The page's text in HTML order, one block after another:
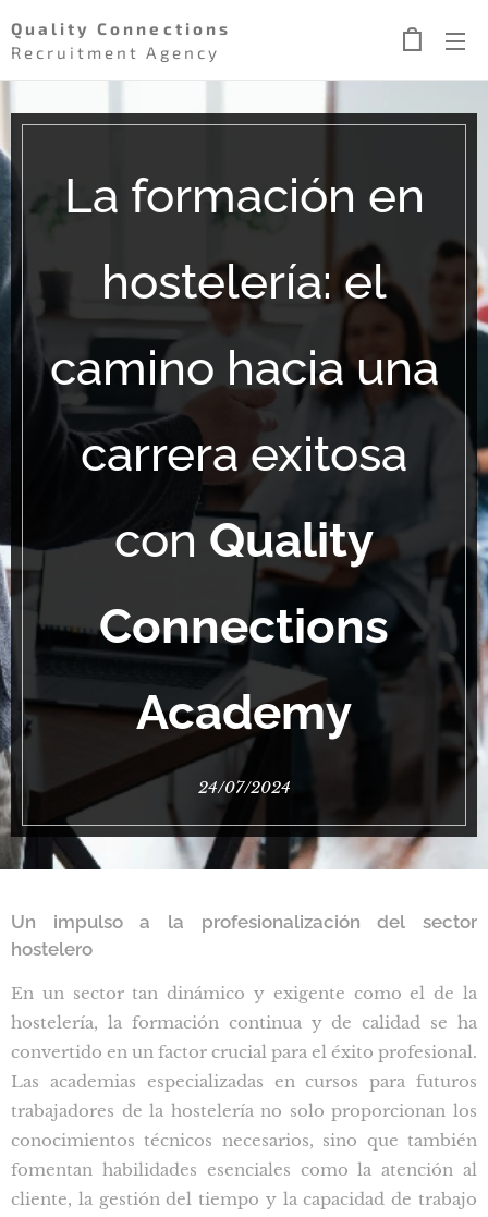
Quality Connections
Recruitment Agency
La formación en
hostelería: el
camino hacia una
carrera exitosa
con Quality
Connections
Academy
24/07/2024
Un impulso a la profesionalización del sector
hostelero
En un sector tan dinámico y exigente como el de la
hostelería, la formación continua y de calidad se ha
convertido en un factor crucial para el éxito profesional.
Las academias especializadas en cursos para futuros
trabajadores de la hostelería no solo proporcionan los
conocimientos técnicos necesarios, sino que también
fomentan habilidades esenciales como la atención al
cliente, la gestión del tiempo y la capacidad de trabajo